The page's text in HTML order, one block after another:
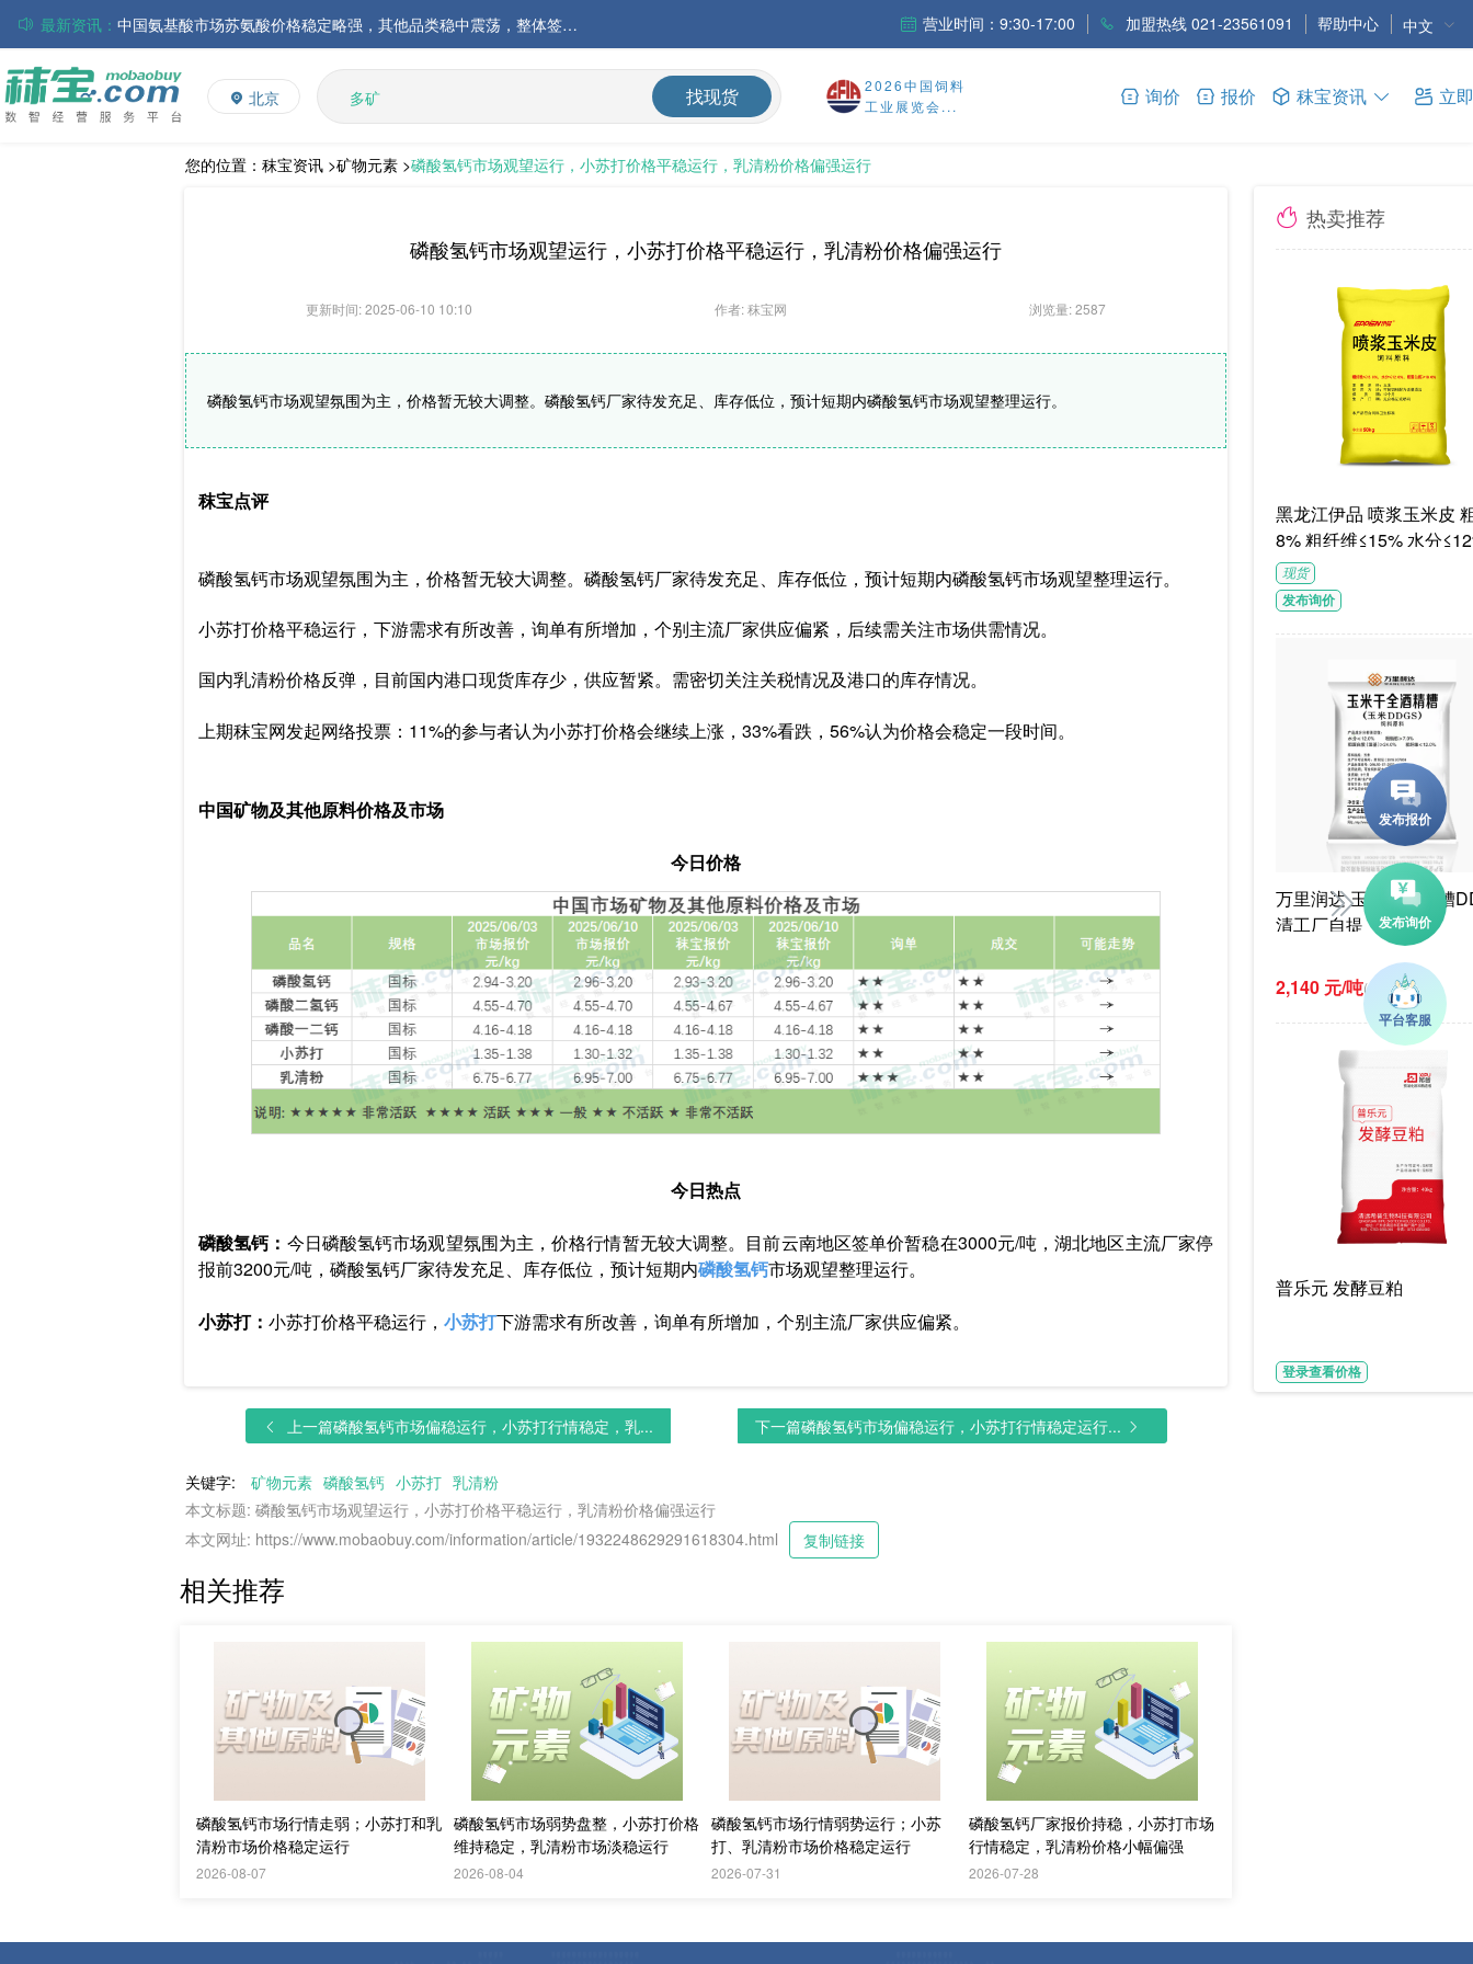
最新资讯：
中国氨基酸市场苏氨酸价格稳定略强，其他品类稳中震荡，整体签单清淡；欧洲物流成本进一步上升
磷酸氢钙市场行情走弱；小苏打和乳清粉市场价格稳定运行
帝斯曼-芬美意发布2026年上半年业绩
巴斯夫集团发布2026年第二季度财务报告
丸红株式会社发布截至2026年6月30日前3个月的合并财务报告
住友化学公布2026财年第一季度业绩
营业时间：9:30-17:00 加盟热线 021-23561091 帮助中心 中文
北京
L-赖氨酸硫酸盐
多维
多矿
维生素
饲料添加剂
找现货
2026中国饲料
工业展览会...
询价 报价 秣宝资讯 立
您的位置： 秣宝资讯 >矿物元素 >磷酸氢钙市场观望运行，小苏打价格平稳运行，乳清粉价格偏强运行
磷酸氢钙市场观望运行，小苏打价格平稳运行，乳清粉价格偏强运行
更新时间: 2025-06-10 10:10 作者: 秣宝网 浏览量: 2587
磷酸氢钙市场观望氛围为主，价格暂无较大调整。磷酸氢钙厂家待发充足、库存低位，预计短期内磷酸氢钙市场观望整理运行。
秣宝点评
磷酸氢钙市场观望氛围为主，价格暂无较大调整。磷酸氢钙厂家待发充足、库存低位，预计短期内磷酸氢钙市场观望整理运行。
小苏打价格平稳运行，下游需求有所改善，询单有所增加，个别主流厂家供应偏紧，后续需关注市场供需情况。
国内乳清粉价格反弹，目前国内港口现货库存少，供应暂紧。需密切关注关税情况及港口的库存情况。
上期秣宝网发起网络投票：11%的参与者认为小苏打价格会继续上涨，33%看跌，56%认为价格会稳定一段时间。
中国矿物及其他原料价格及市场
今日价格
今日热点
磷酸氢钙： 今日磷酸氢钙市场观望氛围为主，价格行情暂无较大调整。目前云南地区签单价暂稳在3000元/吨，湖北地区主流厂家停
报前3200元/吨，磷酸氢钙厂家待发充足、库存低位，预计短期内磷酸氢钙市场观望整理运行。
小苏打： 小苏打价格平稳运行， 小苏打下游需求有所改善，询单有所增加，个别主流厂家供应偏紧。
上一篇磷酸氢钙市场偏稳运行，小苏打行情稳定，乳... 下一篇磷酸氢钙市场偏稳运行，小苏打行情稳定运行...
关键字: 矿物元素 磷酸氢钙 小苏打 乳清粉
本文标题: 磷酸氢钙市场观望运行，小苏打价格平稳运行，乳清粉价格偏强运行
本文网址: https://www.mobaobuy.com/information/article/1932248629291618304.html
复制链接
相关推荐
磷酸氢钙市场行情走弱；小苏打和乳
清粉市场价格稳定运行
2026-08-07
磷酸氢钙市场弱势盘整，小苏打价格
维持稳定，乳清粉市场淡稳运行
2026-08-04
磷酸氢钙市场行情弱势运行；小苏
打、乳清粉市场价格稳定运行
2026-07-31
磷酸氢钙厂家报价持稳，小苏打市场
行情稳定，乳清粉价格小幅偏强
2026-07-28
热卖推荐
黑龙江伊品 喷浆玉米皮 粗蛋白≥1
8% 粗纤维≤15% 水分
G/袋饲料级褐色或浅褐
体
现货
发布询价
万里润达 玉米干酒精糟
清工厂自提
2,140 元/吨(参考价)
普乐元 发酵豆粕
登录查看价格